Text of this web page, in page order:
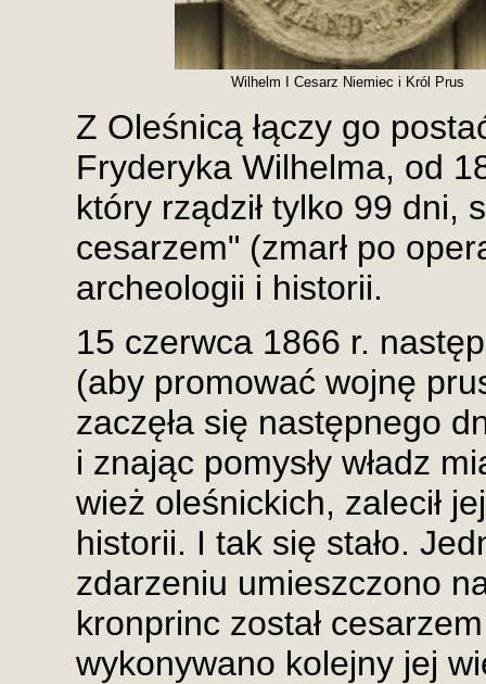
Wilhelm I Cesarz Niemiec i Król Prus
Z Oleśnicą łączy go
Fryderyka Wilhelma, od
który rządził tylko 99 dni,
cesarzem" (zmarł po
archeologii i historii.
15 czerwca 1866 r.
(aby promować wojnę
zaczęła się następnego
i znając pomysły władz
wież oleśnickich, zalecił
historii. I tak się stało.
zdarzeniu umieszczono
kronprinc został
wykonywano kolejny jej